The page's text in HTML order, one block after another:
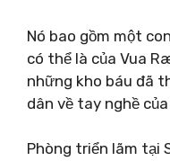
Nó bao gồm một
có thể là của Vua
những kho báu đã
dân về tay nghề
Phòng triển lãm tại